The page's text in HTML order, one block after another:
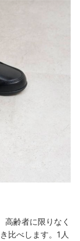
高齢者に限りなく
比べします。1人